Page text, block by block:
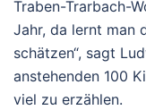
Traben-Trarbach-
Jahr, da lernt man
schätzen“, sagt
anstehenden 100
viel zu erzählen.